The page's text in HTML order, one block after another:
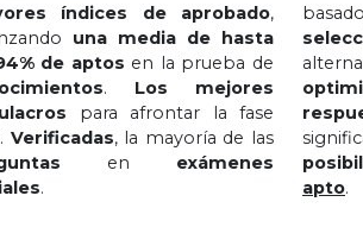
índices de aprobado,
una media de hasta
de aptos en la prueba de
. Los mejores
para afrontar la fase
Verificadas, la mayoría de las
en exámenes
.
apto.